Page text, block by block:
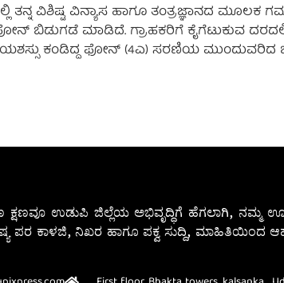
ತನ್ನ ವಿಶಿಷ್ಟ ವಿನ್ಯಾಸ ಹಾಗೂ ತಂತ್ರಜ್ಞಾನದ ಮೂಲಕ
ಬಿಡುಗಡೆ ಮಾಡಿದೆ. ಗ್ರಾಹಕರಿಗೆ ಕೈಗೆಟುಕುವ
ಕಂಡಿದ್ದ ಫೋನ್ (4ಎ) ಸರಣಿಯ ಮುಂದುವರಿದ
ಕ್ಷಣವೂ ಉಡುಪಿ ಜಿಲ್ಲೆಯ ಅಭಿವೃದ್ಧಿಗೆ ಹೆಗಲಾಗಿ,
ಪರ ಕಾಳಜಿ, ನಿಖರ ಹಾಗೂ ಪಕ್ವ ಸುದ್ದಿ, ಮಾಹಿತಿಯಿಂದ